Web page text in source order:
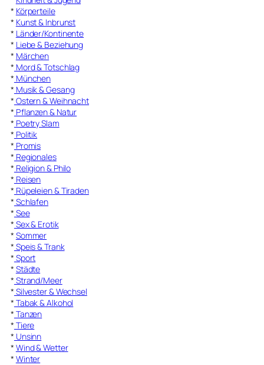
* Körperteile
* Kunst & Inbrunst
* Länder/Kontinente
* Liebe & Beziehung
* Märchen
* Mord & Totschlag
* München
* Musik & Gesang
* Ostern & Weihnacht
* Pflanzen & Natur
* Poetry Slam
* Politik
* Promis
* Regionales
* Religion & Philo
* Reisen
* Rüpeleien & Tiraden
* Schlafen
* See
* Sex & Erotik
* Sommer
* Speis & Trank
* Sport
* Städte
* Strand/Meer
* Silvester & Wechsel
* Tabak & Alkohol
* Tanzen
* Tiere
* Unsinn
* Wind & Wetter
* Winter